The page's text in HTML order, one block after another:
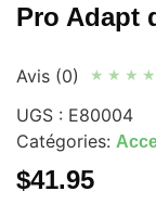
Pro Adapt
Avis (0) ★ ★ ★ ★
UGS : E80004
Catégories:
$41.95